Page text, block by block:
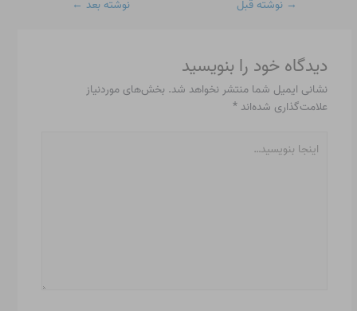
→ نوشته قبل نوشته بعد ←
دیدگاه‌ خود را بنویسید
نشانی ایمیل شما منتشر نخواهد شد. بخش‌های موردنیاز
علامت‌گذاری شده‌اند *
بنویسید…